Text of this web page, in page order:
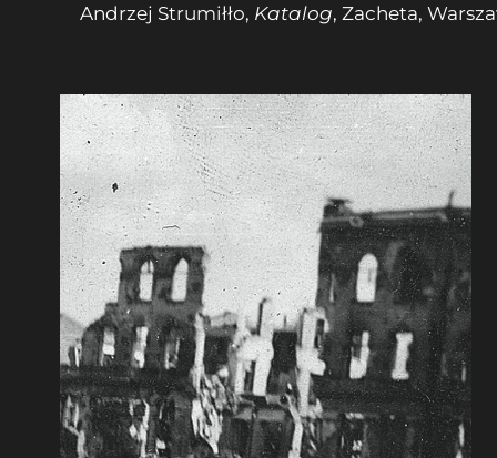
Andrzej Strumiłło, Katalog, Zacheta,